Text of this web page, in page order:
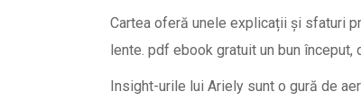
Cartea oferă unele explicații și sfaturi
lente. pdf ebook gratuit un bun început,
Insight-urile lui Ariely sunt o gură de